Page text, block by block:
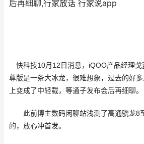
后再细聊,行家放话 行家说app
快科技10月12日消息，iQOO产品经理戈
尊版是一条大冰龙，很难想象，过去的好
上变成了中轻载，等通子发布会后再细聊。
此前博主数码闲聊站浅测了高通骁龙8
的，放心冲首发。